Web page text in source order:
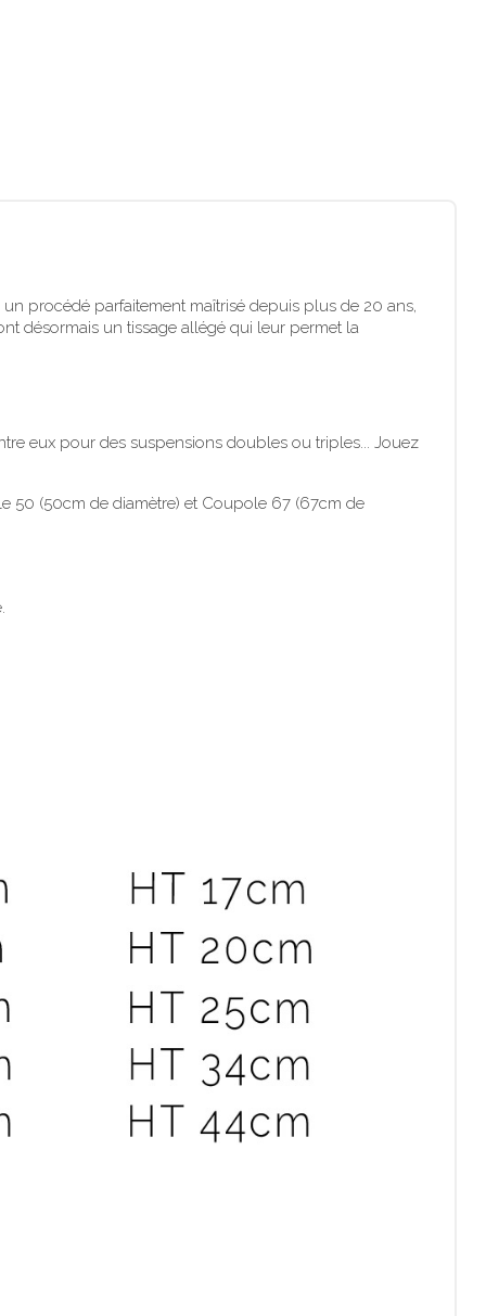
procédé parfaitement maîtrisé depuis plus de 20 ans,
désormais un tissage allégé qui leur permet la
eux pour des suspensions doubles ou triples... Jouez
50 (50cm de diamètre) et Coupole 67 (67cm de